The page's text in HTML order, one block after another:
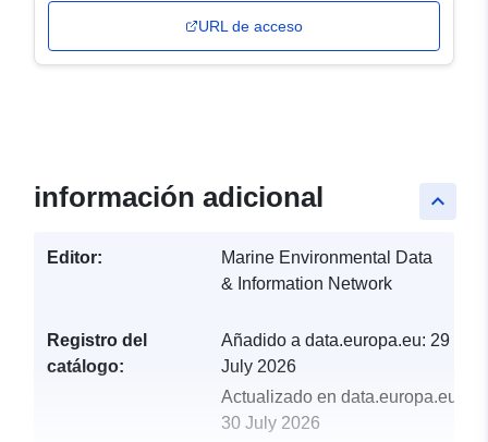
URL de acceso
keyboard_arrow_up
información adicional
Editor:
Marine Environmental Data
& Information Network
Registro del
catálogo:
Añadido a data.europa.eu: 29
July 2026
Actualizado en data.europa.eu:
30 July 2026